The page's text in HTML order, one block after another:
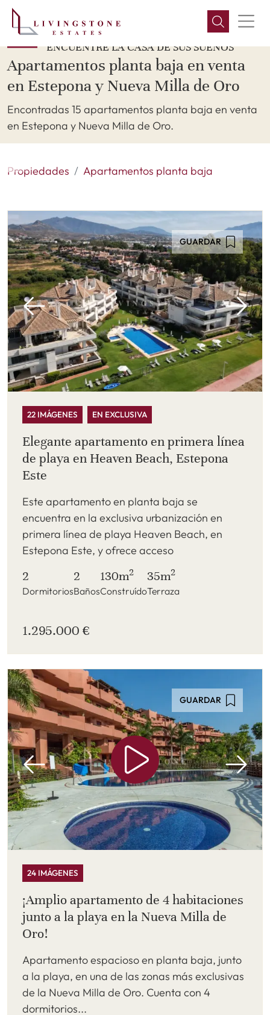
ENCUENTRE LA CASA DE SUS SUEÑOS
Apartamentos planta baja en venta
en Estepona y Nueva Milla de Oro
Encontradas 15 apartamentos planta baja en venta
en Estepona y Nueva Milla de Oro.
Propiedades Apartamentos planta baja
GUARDAR
22 IMÁGENES EN EXCLUSIVA
Elegante apartamento en primera línea
de playa en Heaven Beach, Estepona
Este
Este apartamento en planta baja se
encuentra en la exclusiva urbanización en
primera línea de playa Heaven Beach, en
Estepona Este, y ofrece acceso
2
Dormitorios
2
Baños
130m2
Construído
35m2
Terraza
1.295.000 €
GUARDAR
24 IMÁGENES
¡Amplio apartamento de 4 habitaciones
junto a la playa en la Nueva Milla de
Oro!
Apartamento espacioso en planta baja, junto
a la playa, en una de las zonas más exclusivas
de la Nueva Milla de Oro. Cuenta con 4
dormitorios...